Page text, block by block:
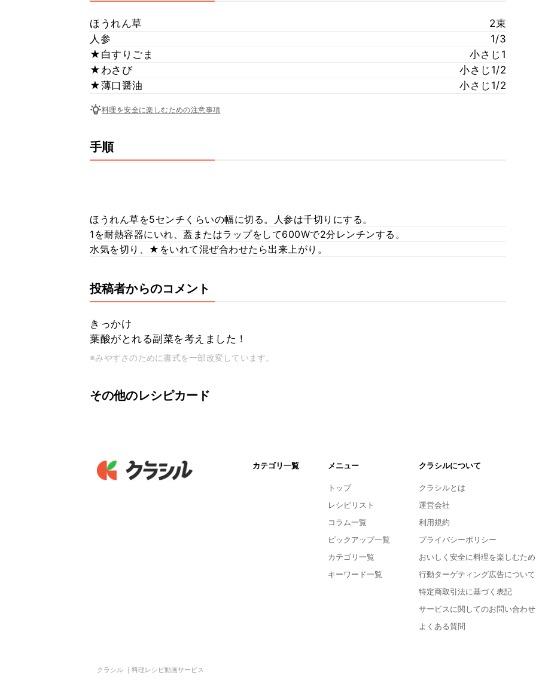
ほうれん草
2束
人参
1/3
★白すりごま
小さじ1
★わさび
小さじ1/2
★薄口醤油
小さじ1/2
料理を安全に楽しむための注意事項
手順
ほうれん草を5センチくらいの幅に切る。人参は千切りにする。
1を耐熱容器にいれ、蓋またはラップをして600Wで2分レンチンする。
水気を切り、★をいれて混ぜ合わせたら出来上がり。
投稿者からのコメント
きっかけ
葉酸がとれる副菜を考えました！
※みやすさのために書式を一部改変しています。
その他のレシピカード
カテゴリ一覧 メニュー
トップ
レシピリスト
コラム一覧
ピックアップ一覧
カテゴリ一覧
キーワード一覧
クラシルについて
クラシルとは
運営会社
利用規約
プライバシーポリシー
おいしく安全に料理を楽しむため
行動ターゲティング広告について
特定商取引法に基づく表記
サービスに関してのお問い合わせ
よくある質問
クラシル ｜料理レシピ動画サービス